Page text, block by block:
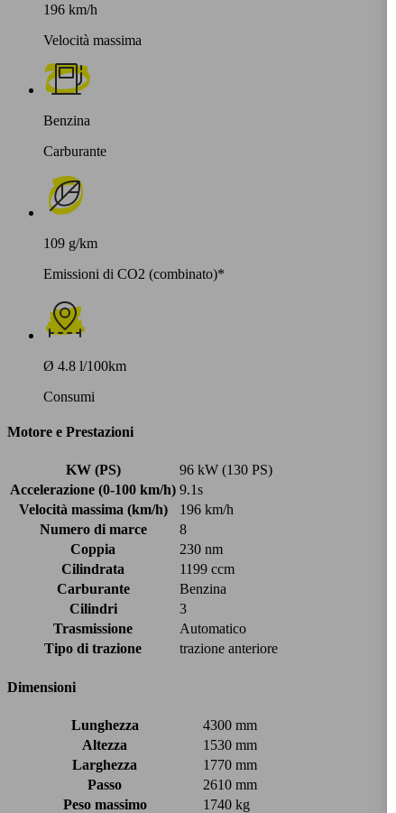
196 km/h
Velocità massima
Benzina
Carburante
109 g/km
Emissioni di CO2 (combinato)*
Ø 4.8 l/100km
Consumi
Motore e Prestazioni
KW (PS)
96 kW (130 PS)
Accelerazione (0-100 km/h) 9.1s
Velocità massima (km/h)
196 km/h
Numero di marce
8
Coppia
230 nm
Cilindrata
1199 ccm
Carburante
Benzina
Cilindri
3
Trasmissione
Automatico
Tipo di trazione
trazione anteriore
Dimensioni
Lunghezza
4300 mm
Altezza
1530 mm
Larghezza
1770 mm
Passo
2610 mm
Peso massimo
1740 kg